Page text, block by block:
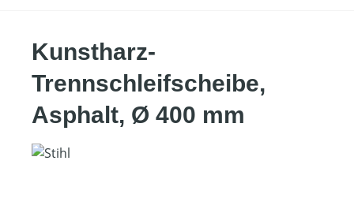
Kunstharz-
Trennschleifscheibe,
Asphalt, Ø 400 mm